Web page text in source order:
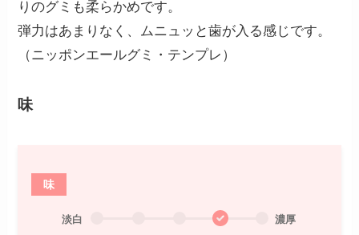
りのグミも柔らかめです。
弾力はあまりなく、ムニュッと歯が入る感じです。
（ニッポンエールグミ・テンプレ）
味
味
淡白 濃厚